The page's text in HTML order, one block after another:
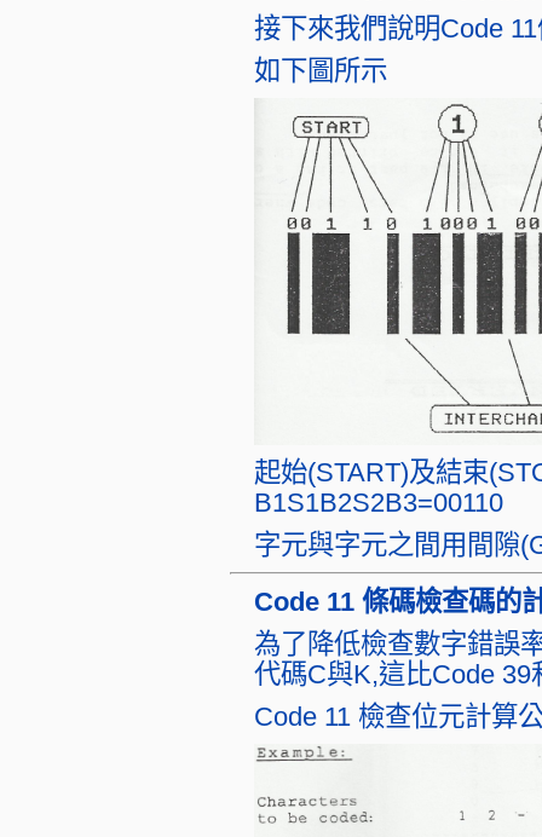
接下來我們說明Code
如下圖所示
起始(START)及結束
B1S1B2S2B3=00110
字元與字元之間用間隙
Code 11 條碼檢查碼的
為了降低檢查數字錯誤
代碼C與K,這比Code 39
Code 11 檢查位元計算